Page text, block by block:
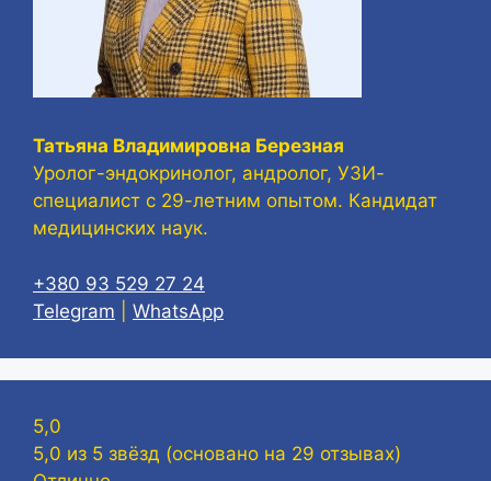
Татьяна Владимировна Березная
Уролог-эндокринолог, андролог, УЗИ-
специалист с 29-летним опытом. Кандидат
медицинских наук.
+380 93 529 27 24
Telegram
WhatsApp
5,0
5,0 из 5 звёзд (основано на 29 отзывах)